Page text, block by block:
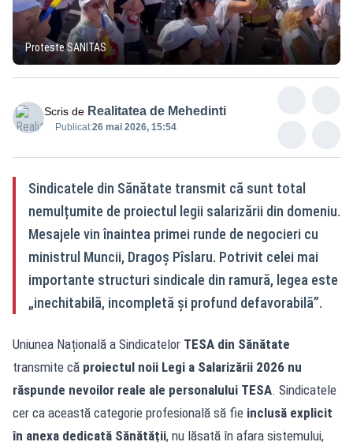
Proteste SANITAS
Scris de Realitatea de Mehedinti
Publicat:26 mai 2026, 15:54
Sindicatele din Sănătate transmit că sunt total
nemulțumite de proiectul legii salarizării din domeniu.
Mesajele vin înaintea primei runde de negocieri cu
ministrul Muncii, Dragoș Pîslaru. Potrivit celei mai
importante structuri sindicale din ramură, legea este
„inechitabilă, incompletă și profund defavorabilă”.
Uniunea Națională a Sindicatelor TESA din Sănătate
transmite că proiectul noii Legi a Salarizării 2026 nu
răspunde nevoilor reale ale personalului TESA. Sindicatele
cer ca această categorie profesională să fie inclusă explicit
în anexa dedicată Sănătății, nu lăsată în afara sistemului,